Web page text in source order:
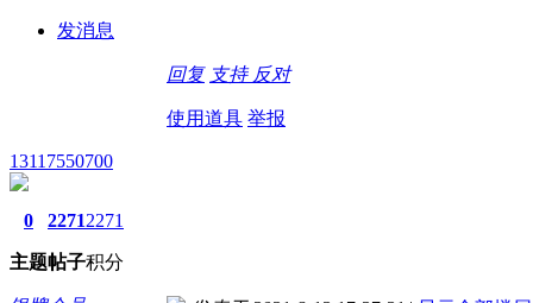
发消息
回复 支持 反对
使用道具 举报
13117550700
0
主题
2271
帖子
2271
积分